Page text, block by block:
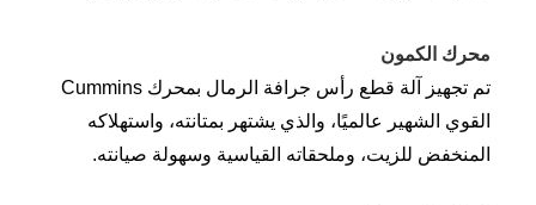
محرك الكمون
تم تجهيز آلة قطع رأس جرافة الرمال بمحرك Cummins
القوي الشهير عالميًا، والذي يشتهر بمتانته، واستهلاكه
المنخفض للزيت، وملحقاته القياسية وسهولة صيانته.